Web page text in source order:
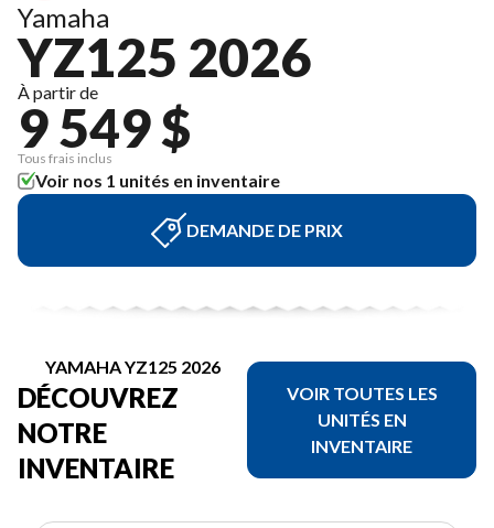
Yamaha
YZ125 2026
À partir de
9 549 $
Tous frais inclus
Voir nos 1 unités en inventaire
DEMANDE DE PRIX
YAMAHA YZ125 2026
DÉCOUVREZ
NOTRE
INVENTAIRE
VOIR TOUTES LES
UNITÉS EN
INVENTAIRE